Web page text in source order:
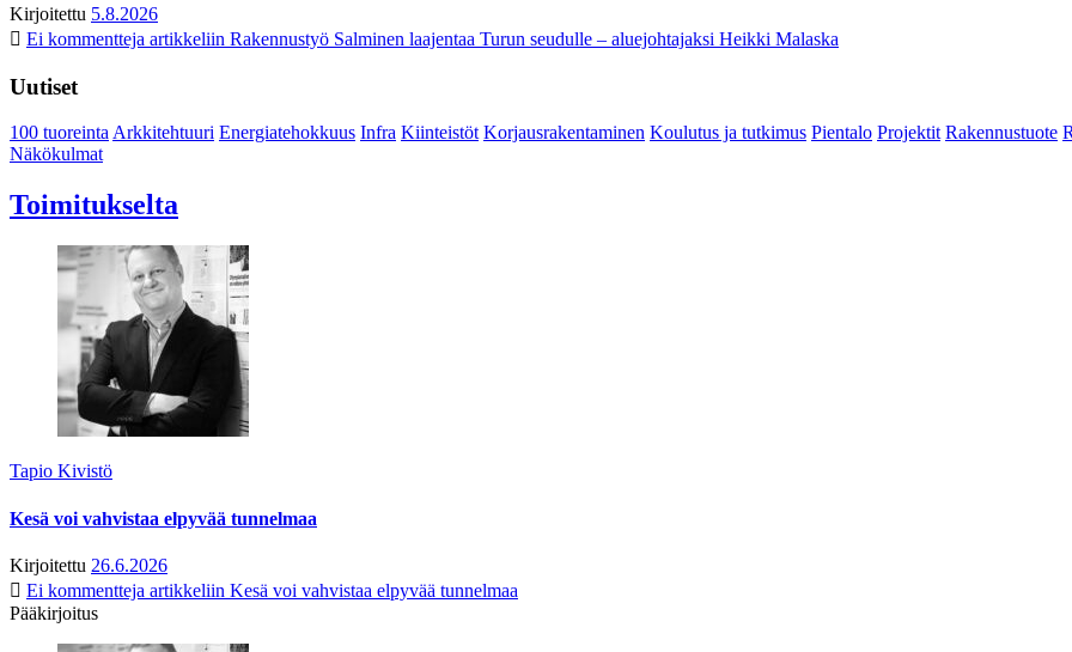
Kirjoitettu 5.8.2026
Ei kommentteja artikkeliin Rakennustyö Salminen laajentaa Turun seudulle – aluejohtajaksi Heikki Malaska
Uutiset
100 tuoreintaArkkitehtuuri Energiatehokkuus Infra Kiinteistöt Korjausrakentaminen Koulutus ja tutkimus Pientalo Projektit Rakennustuote
Näkökulmat
Toimitukselta
Tapio Kivistö
Kesä voi vahvistaa elpyvää tunnelmaa
Kirjoitettu 26.6.2026
Ei kommentteja artikkeliin Kesä voi vahvistaa elpyvää tunnelmaa
Pääkirjoitus